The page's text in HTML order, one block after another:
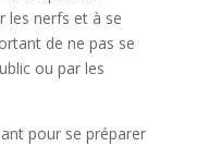
les nerfs et à se
de ne pas se
ou par les
pour se préparer